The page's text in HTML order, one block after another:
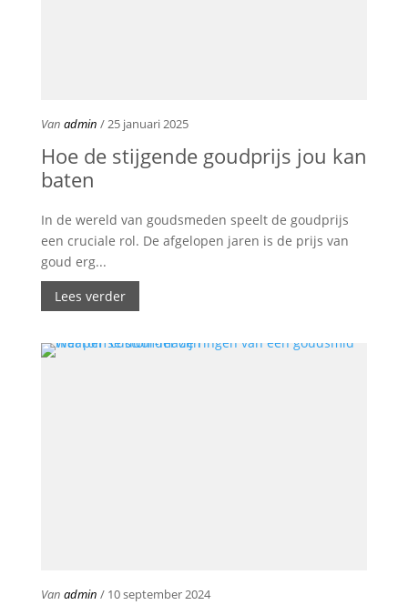
Van admin / 25 januari 2025
Hoe de stijgende goudprijs jou kan
baten
In de wereld van goudsmeden speelt de goudprijs
een cruciale rol. De afgelopen jaren is de prijs van
goud erg...
Lees verder
Van admin / 10 september 2024